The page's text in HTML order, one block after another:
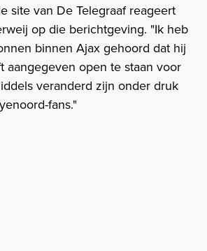
site van De Telegraaf reageert
op die berichtgeving. "Ik heb
binnen Ajax gehoord dat hij
aangegeven open te staan voor
veranderd zijn onder druk
fans."